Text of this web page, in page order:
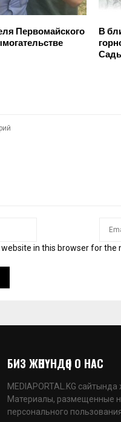
Первомайского В
in this browser for the
БИЗ ЖӨНҮНДӨ | О НАС
MEDIAPORTAL.KG
Материалы, размещенные
персонального